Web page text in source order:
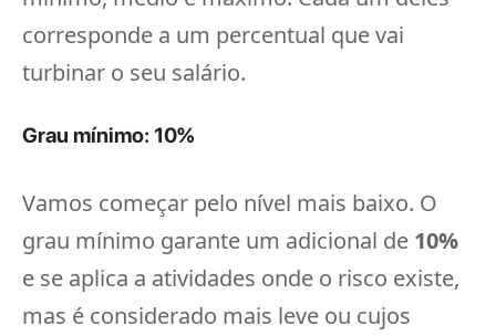
corresponde a um percentual que vai
turbinar o seu salário.
Grau mínimo: 10%
Vamos começar pelo nível mais baixo. O
grau mínimo garante um adicional de 10%
e se aplica a atividades onde o risco existe,
mas é considerado mais leve ou cujos